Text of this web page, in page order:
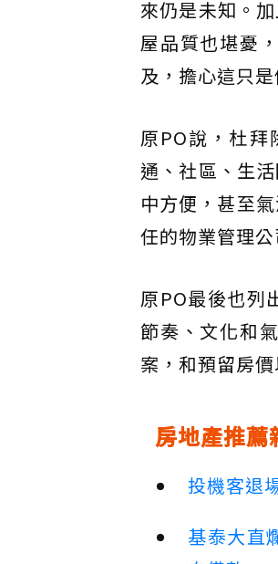
來仍是未知。
屋品質也堪憂
及，擔心這只
原PO說，杜拜
通、社區、生
中方便，甚至
任的物業管理
原PO最後也列
節奏、文化和
案，和預留房
房地產推薦
投機客退
基泰大直